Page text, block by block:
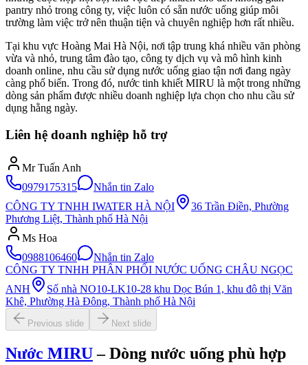
pantry nhỏ trong công ty, việc luôn có sẵn nước uống giúp môi
trường làm việc trở nên thuận tiện và chuyên nghiệp hơn rất nhiều.
Tại khu vực Hoàng Mai Hà Nội, nơi tập trung khá nhiều văn phòng
vừa và nhỏ, trung tâm đào tạo, công ty dịch vụ và mô hình kinh
doanh online, nhu cầu sử dụng nước uống giao tận nơi đang ngày
càng phổ biến. Trong đó, nước tinh khiết MIRU là một trong những
dòng sản phẩm được nhiều doanh nghiệp lựa chọn cho nhu cầu sử
dụng hằng ngày.
Liên hệ doanh nghiệp hỗ trợ
Mr Tuấn Anh
0979175315
Nhắn tin Zalo
CÔNG TY TNHH IWATER HÀ NỘI
36 Trần Điền, Phường
Phương Liệt, Thành phố Hà Nội
Ms Hoa
0988106460
Nhắn tin Zalo
CÔNG TY TNHH PHÂN PHỐI NƯỚC UỐNG CHÂU NGỌC
ANH
Số nhà NO10-LK10-28 khu Dọc Bún 1, khu đô thị Văn
Khê, Phường Hà Đông, Thành phố Hà Nội
Previous slide Next slide
Nước MIRU– Dòng nước uống phù hợp